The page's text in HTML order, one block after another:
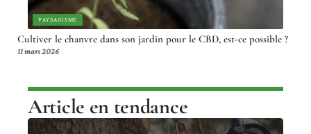
PAYSAGISME
Cultiver le chanvre dans son jardin pour le CBD, est-ce possible ?
11 mars 2026
Article en tendance